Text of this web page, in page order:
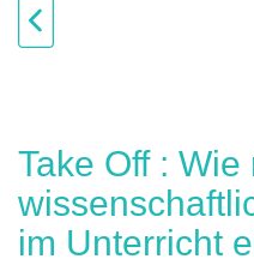
Take Off : Wie
im Unterricht